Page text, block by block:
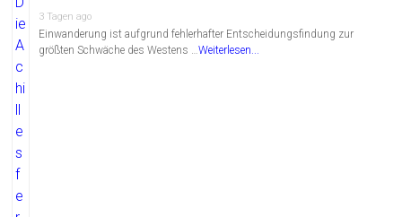
3 Tagen ago
Einwanderung ist aufgrund fehlerhafter Entscheidungsfindung zur
größten Schwäche des Westens …Weiterlesen...